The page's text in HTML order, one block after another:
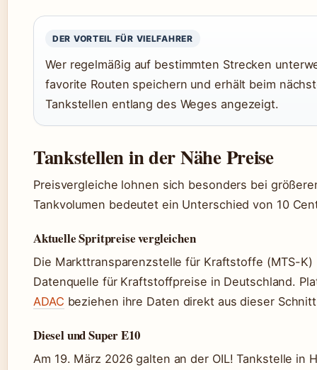
DER VORTEIL FÜR VIELFAHRER
Wer regelmäßig auf bestimmten Strecken
favorite Routen speichern und erhält beim
Tankstellen entlang des Weges angezeigt.
Tankstellen in der Nähe Preise
Preisvergleiche lohnen sich besonders bei
Tankvolumen bedeutet ein Unterschied von 10
Aktuelle Spritpreise vergleichen
Die Markttransparenzstelle für Kraftstoffe (MTS-
Datenquelle für Kraftstoffpreise in Deutschland.
ADAC beziehen ihre Daten direkt aus dieser
Diesel und Super E10
Am 19. März 2026 galten an der OIL! Tankstelle in